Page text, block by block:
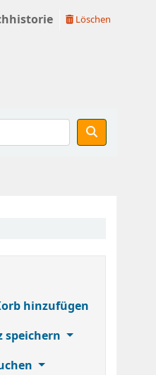
Löschen
hinzufügen
speichern